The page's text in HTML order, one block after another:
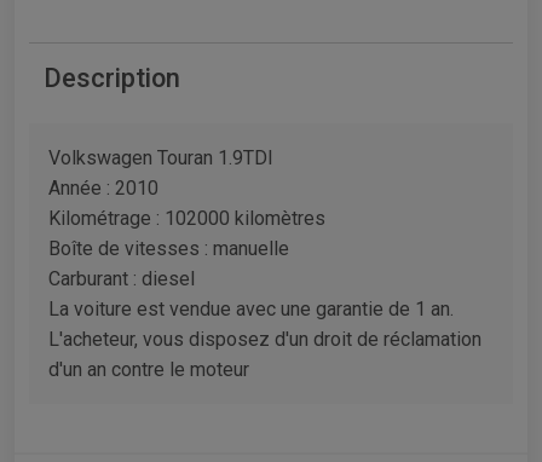
Description
Volkswagen Touran 1.9TDI
Année : 2010
Kilométrage : 102000 kilomètres
Boîte de vitesses : manuelle
Carburant : diesel
La voiture est vendue avec une garantie de 1 an.
L'acheteur, vous disposez d'un droit de réclamation
d'un an contre le moteur